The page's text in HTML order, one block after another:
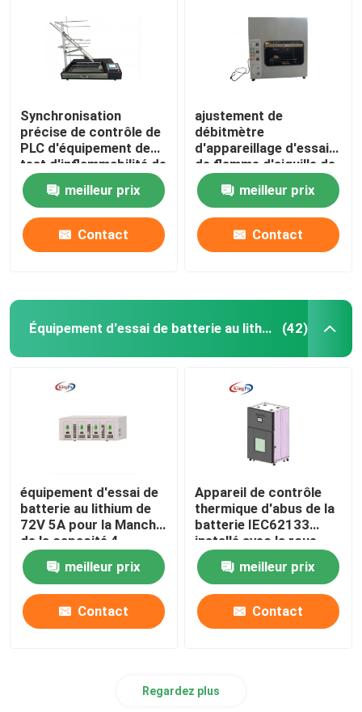
Équipement de test d'inflammabilité
Équipement d'essai de batterie au lithium
équipement d'essai léger mené
Sonde de doigt d'essai
chambres d'essai concernant l'environnement
Indicateurs d'essai
Synchronisation
précise de contrôle de
PLC d'équipement de
test d'inflammabilité de
combustion
meilleur prix
Contact
ajustement de
débitmètre
d'appareillage d'essai
de flamme d'aiguille de
220V 50Hz Ф0.9mm
meilleur prix
Contact
Équipement d'essai de batterie au lithium (42)
équipement d'essai de
batterie au lithium de
72V 5A pour la Manche
de la capacité 4
meilleur prix
Contact
Appareil de contrôle
thermique d'abus de la
batterie IEC62133
installé avec la roue
universelle
meilleur prix
Contact
Regardez plus